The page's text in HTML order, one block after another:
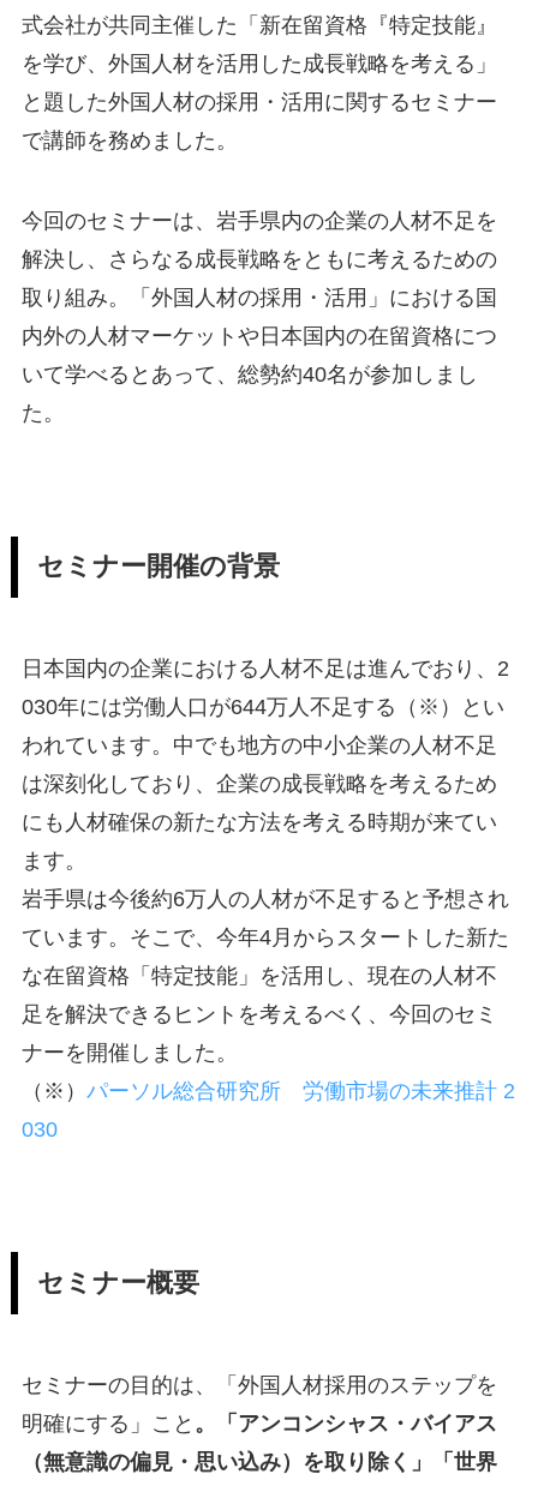
式会社が共同主催した「新在留資格『特定技能』
を学び、外国人材を活用した成長戦略を考える」
と題した外国人材の採用・活用に関するセミナー
で講師を務めました。
今回のセミナーは、岩手県内の企業の人材不足を
解決し、さらなる成長戦略をともに考えるための
取り組み。「外国人材の採用・活用」における国
内外の人材マーケットや日本国内の在留資格につ
いて学べるとあって、総勢約40名が参加しまし
た。
セミナー開催の背景
日本国内の企業における人材不足は進んでおり、2
030年には労働人口が644万人不足する（※）とい
われています。中でも地方の中小企業の人材不足
は深刻化しており、企業の成長戦略を考えるため
にも人材確保の新たな方法を考える時期が来てい
ます。
岩手県は今後約6万人の人材が不足すると予想され
ています。そこで、今年4月からスタートした新た
な在留資格「特定技能」を活用し、現在の人材不
足を解決できるヒントを考えるべく、今回のセミ
ナーを開催しました。
（※） パーソル総合研究所 労働市場の未来推計 2
030
セミナー概要
セミナーの目的は、「外国人材採用のステップを
明確にする」こと 。「アンコンシャス・バイアス
（無意識の偏見・思い込み）を取り除く」「世界